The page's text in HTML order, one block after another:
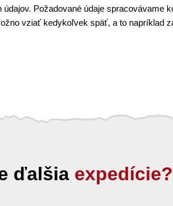
Požadované údaje spracovávame
vziať kedykoľvek späť, a to napríklad
ďalšia expedície?